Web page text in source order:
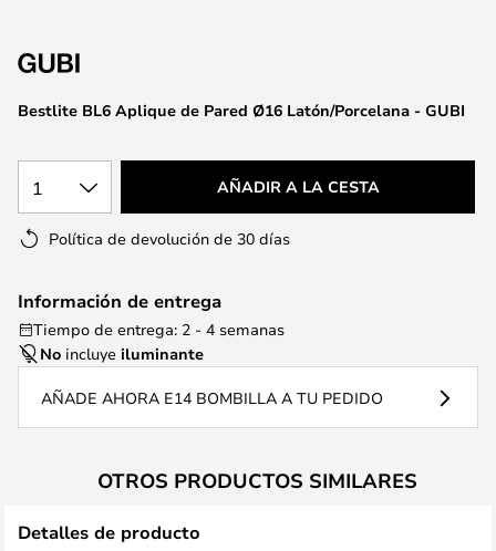
galería
imágenes
Bestlite BL6 Aplique de Pared Ø16 Latón/Porcelana - GUBI
1 AÑADIR A LA CESTA
Política de devolución de 30 días
Información de entrega
Tiempo de entrega: 2 - 4 semanas
No incluye iluminante
AÑADE AHORA E14 BOMBILLA A TU PEDIDO
OTROS PRODUCTOS SIMILARES
Detalles de producto